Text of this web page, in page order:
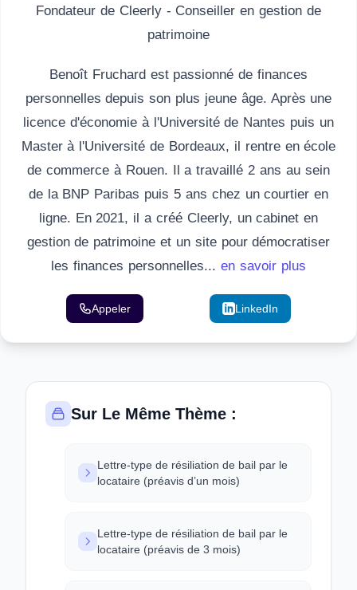
Fondateur de Cleerly - Conseiller en gestion de
patrimoine
Benoît Fruchard est passionné de finances
personnelles depuis son plus jeune âge. Après une
licence d'économie à l'Université de Nantes puis un
Master à l'Université de Bordeaux, il rentre en école
de commerce à Rouen. Il a travaillé 2 ans au sein
de la BNP Paribas puis 5 ans chez un courtier en
ligne. En 2021, il a créé Cleerly, un cabinet en
gestion de patrimoine et un site pour démocratiser
les finances personnelles... en savoir plus
Appeler LinkedIn
Sur Le Même Thème :
Lettre-type de résiliation de bail par le
locataire (préavis d’un mois)
Lettre-type de résiliation de bail par le
locataire (préavis de 3 mois)